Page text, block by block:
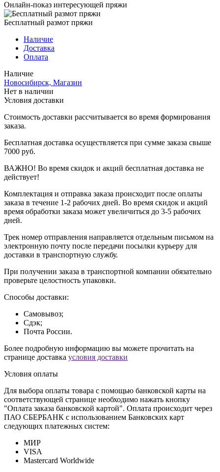
Онлайн-показ интересующей пряжи
Бесплатный размот пряжи
Наличие
Доставка
Оплата
Наличие
Новосибирск, Магазин
Нет в наличии
Условия доставки
Стоимость доставки рассчитывается во время формирования
заказа.
Бесплатная доставка осуществляется при сумме заказа свыше
7000 руб.
ВАЖНО! Во время скидок и акций бесплатная доставка не
действует!
Комплектация и отправка заказа происходит после оплаты
заказа в течение 1-2 рабочих дней. Во время скидок и акций
время обработки заказа может увеличиться до 3-5 рабочих
дней.
Трек номер отправления направляется отдельным письмом на
электронную почту после передачи посылки курьеру для
доставки в транспортную службу.
При получении заказа в транспортной компании обязательно
проверьте целостность упаковки.
Способы доставки:
Самовывоз;
Сдэк;
Почта России.
Более подробную информацию вы можете прочитать на
странице доставка условия доставки
Условия оплаты
Для выбора оплаты товара с помощью банковской карты на
соответствующей странице необходимо нажать кнопку
"Оплата заказа банковской картой". Оплата происходит через
ПАО СБЕРБАНК с использованием Банковских карт
следующих платежных систем:
МИР
VISA
Mastercard Worldwide